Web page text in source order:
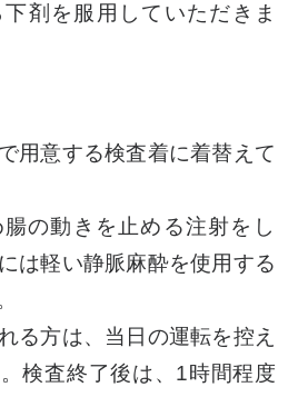
剤を服用していただきま
用意する検査着に着替えて
の動きを止める注射をし
は軽い静脈麻酔を使用する
る方は、当日の運転を控え
検査終了後は、1時間程度